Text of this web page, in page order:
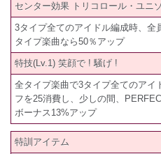
センター効果 トリコロール・ユニ
3タイプ全てのアイドル編成時、全
タイプ楽曲なら50％アップ
特技(Lv.1) 笑顔で ! 騒げ !
全タイプ楽曲で3タイプ全てのアイ
フを25消費し、少しの間、
ボーナス13%アップ
特訓アイテム